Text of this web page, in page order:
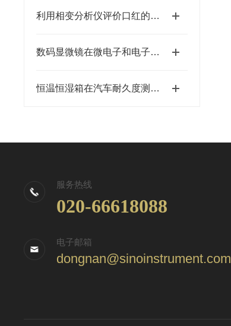
利用相变分析仪评价口红的稳定性
数码显微镜在微电子和电子行业的应用
恒温恒湿箱在汽车耐久度测试的应用
服务热线
020-66618088
电子邮箱
dongnan@sinoinstrument.com